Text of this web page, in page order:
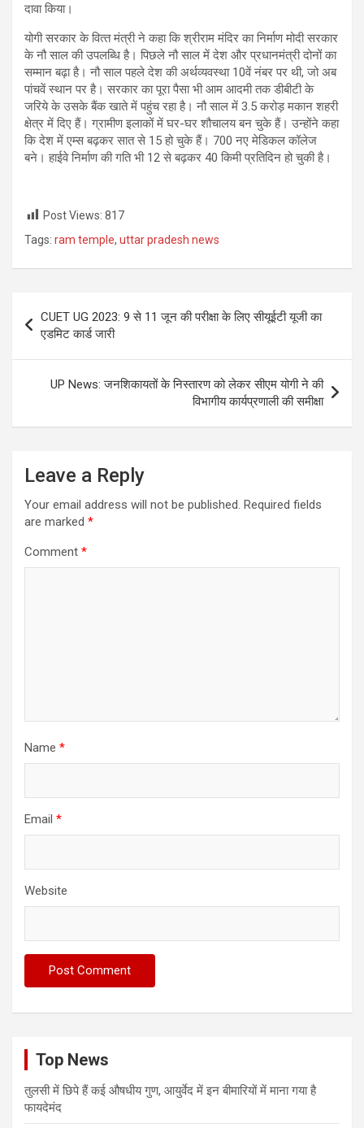
दावा किया।
योगी सरकार के वित्‍त मंत्री ने कहा कि श्रीराम मंदिर का निर्माण मोदी सरकार
के नौ साल की उपलब्धि है। पिछले नौ साल में देश और प्रधानमंत्री दोनों का
सम्मान बढ़ा है। नौ साल पहले देश की अर्थव्यवस्था 10वें नंबर पर थी, जो अब
पांचवें स्थान पर है। सरकार का पूरा पैसा भी आम आदमी तक डीबीटी के
जरिये के उसके बैंक खाते में पहुंच रहा है। नौ साल में 3.5 करोड़ मकान शहरी
क्षेत्र में दिए हैं। ग्रामीण इलाकों में घर-घर शौचालय बन चुके हैं। उन्होंने कहा
कि देश में एम्स बढ़कर सात से 15 हो चुके हैं। 700 नए मेडिकल कॉलेज
बने। हाईवे निर्माण की गति भी 12 से बढ़कर 40 किमी प्रतिदिन हो चुकी है।
Post Views: 817
Tags: ram temple, uttar pradesh news
navigation
CUET UG 2023: 9 से 11 जून की परीक्षा के लिए सीयूईटी यूजी का
एडमिट कार्ड जारी
UP News: जनशिकायतों के निस्तारण को लेकर सीएम योगी ने की
विभागीय कार्यप्रणाली की समीक्षा
Leave a Reply
Your email address will not be published. Required fields
are marked *
Comment *
Name *
Email *
Website
Top News
तुलसी में छिपे हैं कई औषधीय गुण, आयुर्वेद में इन बीमारियों में माना गया है
फायदेमंद